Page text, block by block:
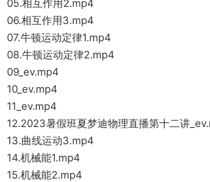
05.相互作用2.mp4
06.相互作用3.mp4
07.牛顿运动定律1.mp4
08.牛顿运动定律2.mp4
09_ev.mp4
10_ev.mp4
11_ev.mp4
12.2023暑假班夏梦迪物理直播第十二讲
13.曲线运动3.mp4
14.机械能1.mp4
15.机械能2.mp4